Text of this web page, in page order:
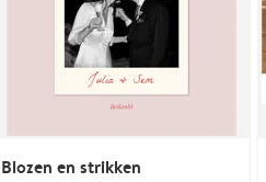
Blozen en strikken